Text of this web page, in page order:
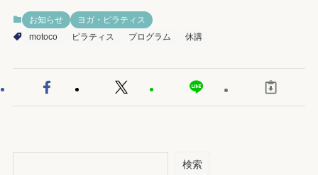
お知らせ
ヨガ・ピラティス
motoco
ピラティス プログラム 休講
検索